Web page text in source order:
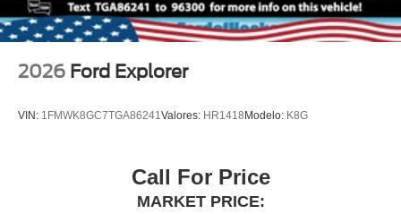
2026 Ford Explorer
VIN: 1FMWK8GC7TGA86241Valores: HR1418 Modelo: K8G
Call For Price
MARKET PRICE: